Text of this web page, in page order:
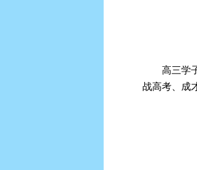
高三学
战高考、成